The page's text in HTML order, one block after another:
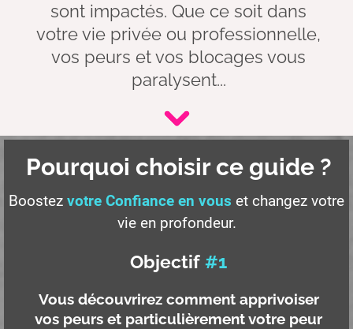
sont impactés. Que ce soit dans
votre vie privée ou professionnelle,
vos peurs et vos blocages vous
paralysent...
Pourquoi choisir ce guide ?
Boostez votre Confiance en vous et changez votre
vie en profondeur.
Objectif #1
Vous découvrirez comment apprivoiser
vos peurs et particulièrement votre peur